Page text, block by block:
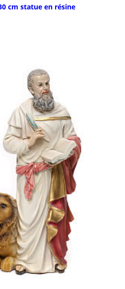
cm statue en résine